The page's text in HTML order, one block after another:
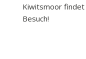
Kiwitsmoor findet
Besuch!